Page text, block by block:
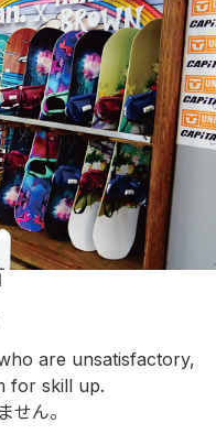
are unsatisfactory,
for skill up.
せん。